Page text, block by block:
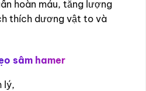
hoàn máu, tăng lượng
thích dương vật to và
sâm hamer
lý,